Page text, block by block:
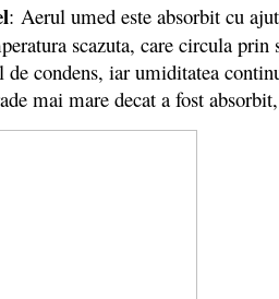
: Aerul umed este absorbit cu
scazuta, care circula
condens, iar umiditatea
mai mare decat a fost